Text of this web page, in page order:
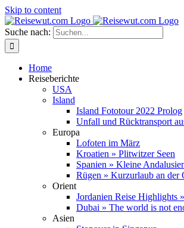
Skip to content
Suche nach:
Home
Reiseberichte
USA
Island
Island Fototour 2022 Prolog
Unfall und Rücktransport
Europa
Lofoten im März
Kroatien » Plitwitzer Seen
Spanien » Kleine
Rügen » Kurzurlaub an der
Orient
Jordanien Reise Highlights
Dubai » The world is not
Asien